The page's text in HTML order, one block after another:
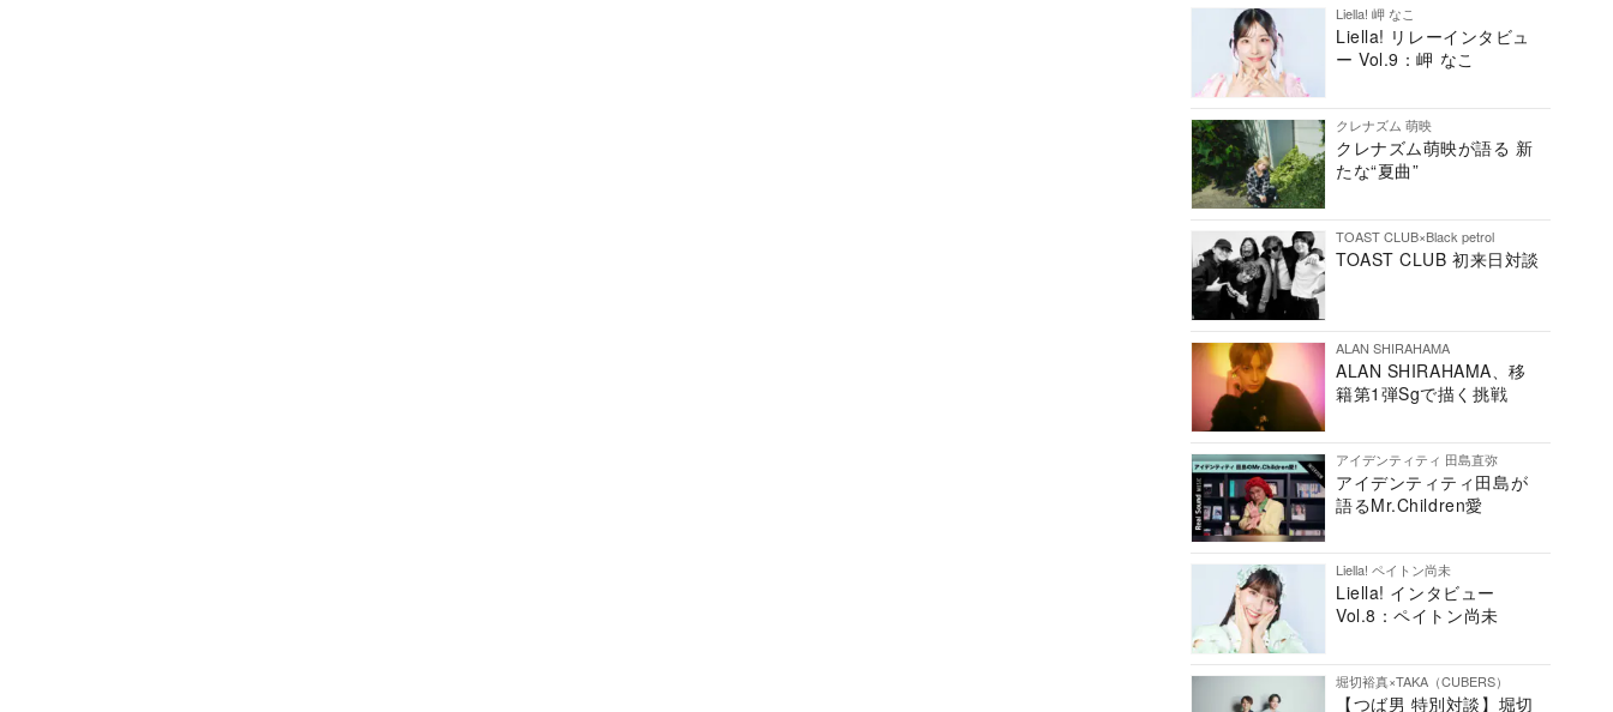
Liella! 岬 なこ
Liella! リレーインタビュ
ー Vol.9：岬 なこ
クレナズム 萌映
クレナズム萌映が語る 新
たな“夏曲”
TOAST CLUB×Black petrol
TOAST CLUB 初来日対談
ALAN SHIRAHAMA
ALAN SHIRAHAMA、移
籍第1弾Sgで描く挑戦
アイデンティティ 田島直弥
アイデンティティ田島が
語るMr.Children愛
Liella! ペイトン尚未
Liella! インタビュー
Vol.8：ペイトン尚未
堀切裕真×TAKA（CUBERS）
【つば男 特別対談】堀切